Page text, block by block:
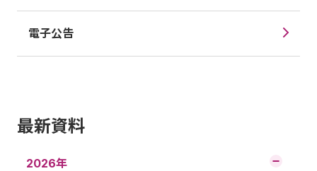
電子公告
最新資料
2026年